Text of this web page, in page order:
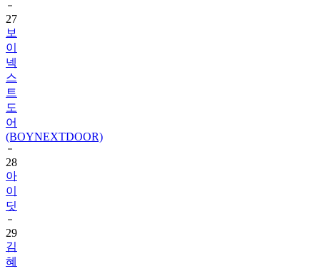
보
이
넥
스
트
도
어
(BOYNEXTDOOR)
28
아
이
딧
29
김
혜
윤